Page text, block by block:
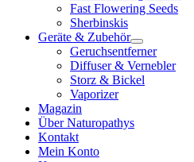
Fast Flowering Seeds
Sherbinskis
Geräte & Zubehör
Geruchsentferner
Diffuser & Vernebler
Storz & Bickel
Vaporizer
Magazin
Über Naturopathys
Kontakt
Mein Konto